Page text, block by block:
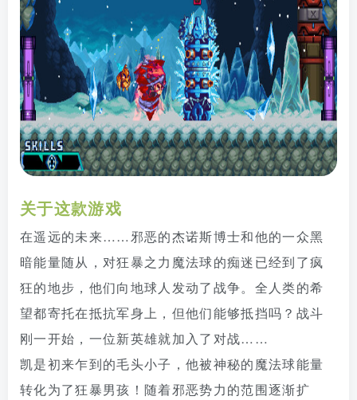
关于这款游戏
在遥远的未来……邪恶的杰诺斯博士和他的一众黑
暗能量随从，对狂暴之力魔法球的痴迷已经到了疯
狂的地步，他们向地球人发动了战争。全人类的希
望都寄托在抵抗军身上，但他们能够抵挡吗？战斗
刚一开始，一位新英雄就加入了对战……
凯是初来乍到的毛头小子，他被神秘的魔法球能量
转化为了狂暴男孩！随着邪恶势力的范围逐渐扩